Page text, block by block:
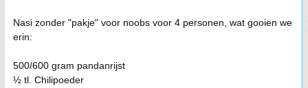
Nasi zonder "pakje" voor noobs voor 4 personen, wat gooien we
erin:
500/600 gram pandanrijst
½ tl. Chilipoeder